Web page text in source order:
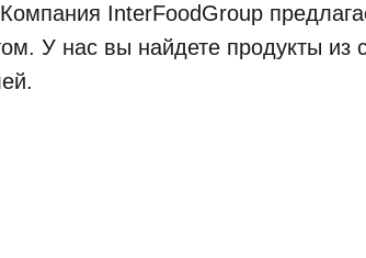
InterFoodGroup
У нас вы найдете продукты из